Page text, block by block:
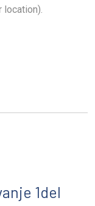
location).
1del